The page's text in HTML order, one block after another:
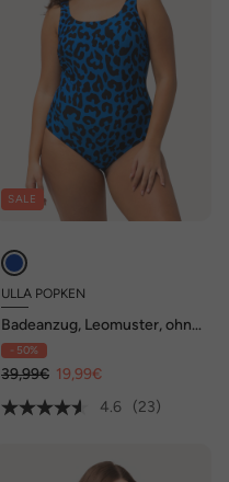
SALE
ULLA POPKEN
Badeanzug, Leomuster, ohne
Softcups, Rundhals
- 50%
39,99€ 19,99€
4.6
(23)